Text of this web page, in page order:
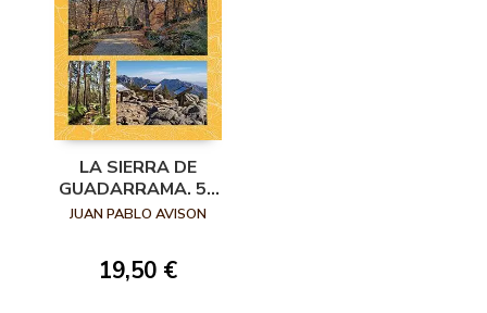
LA SIERRA DE
GUADARRAMA. 50
RUTAS
JUAN PABLO AVISON
19,50 €